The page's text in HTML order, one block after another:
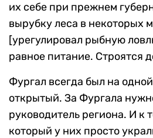
их себе при прежнем
вырубку леса в некоторых
[урегулировал рыбную
равное питание. Строятся
Фургал всегда был на
открытый. За Фургала
руководитель региона. И к
который у них просто